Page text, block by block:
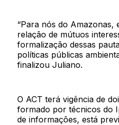
“Para nós do Amazonas,
relação de mútuos
formalização dessas
políticas públicas
finalizou Juliano.
O ACT terá vigência de
formado por técnicos do
de informações, está